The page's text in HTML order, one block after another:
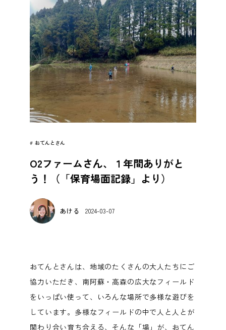
# おてんとさん
O2ファームさん、１年間ありがと
う！（「保育場面記録」より）
あける 2024-03-07
おてんとさんは、地域のたくさんの大人たちにご
協力いただき、南阿蘇・高森の広大なフィールド
をいっぱい使って、いろんな場所で多様な遊びを
しています。多様なフィールドの中で人と人とが
関わり合い育ち合える、そんな「場」が、おてん